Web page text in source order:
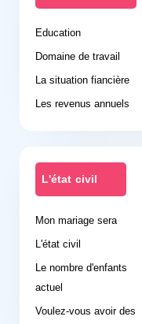
Education
Domaine de travail
La situation fiancière
Les revenus annuels
L'état civil
Mon mariage sera
L'état civil
Le nombre d'enfants
actuel
Voulez-vous avoir des